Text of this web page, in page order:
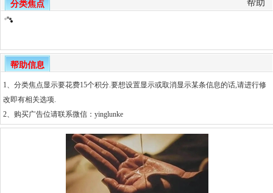
分类焦点 帮助
帮助信息
1、分类焦点显示要花费15个积分.要想设置显示或取消显示某条信息的话,请进行修
改即有相关选项.
2、 购买广告位请联系微信：yinglunke